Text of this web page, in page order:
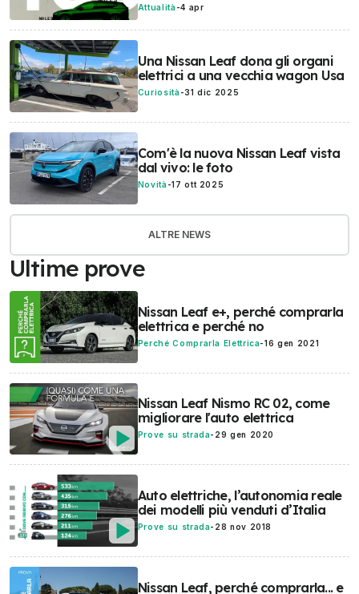
Attualità -4 apr
Una Nissan Leaf dona gli organi
elettrici a una vecchia wagon Usa
Curiosità -31 dic 2025
Com'è la nuova Nissan Leaf vista
dal vivo: le foto
Novità -17 ott 2025
ALTRE NEWS
Ultime prove
Nissan Leaf e+, perché comprarla
elettrica e perché no
Perché Comprarla Elettrica-16 gen 2021
Nissan Leaf Nismo RC 02, come
migliorare l'auto elettrica
Prove su strada- 29 gen 2020
Auto elettriche, l’autonomia reale
dei modelli più venduti d’Italia
Prove su strada- 28 nov 2018
Nissan Leaf, perché comprarla... e